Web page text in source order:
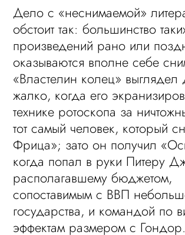
Дело с «неснимаемой»
обстоит так: большинство
произведений рано или
оказываются вполне себе
«Властелин колец»
жалко, когда его
технике ротоскопа за
тот самый человек, который
Фрица»; зато он получил
когда попал в руки Питеру
располагавшему бюджетом,
сопоставимым с ВВП
государства, и командой по
эффектам размером с Гондор.